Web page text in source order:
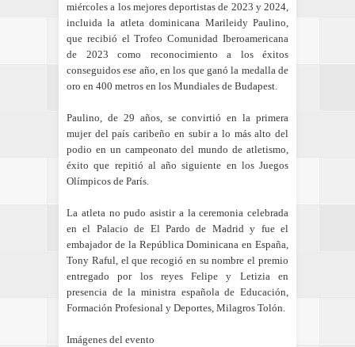
miércoles a los mejores deportistas de 2023 y 2024,
incluida la atleta dominicana Marileidy Paulino,
que recibió el Trofeo Comunidad Iberoamericana
de 2023 como reconocimiento a los éxitos
conseguidos ese año, en los que ganó la medalla de
oro en 400 metros en los Mundiales de Budapest.
Paulino, de 29 años, se convirtió en la primera
mujer del país caribeño en subir a lo más alto del
podio en un campeonato del mundo de atletismo,
éxito que repitió al año siguiente en los Juegos
Olímpicos de París.
La atleta no pudo asistir a la ceremonia celebrada
en el Palacio de El Pardo de Madrid y fue el
embajador de la República Dominicana en España,
Tony Raful, el que recogió en su nombre el premio
entregado por los reyes Felipe y Letizia en
presencia de la ministra española de Educación,
Formación Profesional y Deportes, Milagros Tolón.
Imágenes del evento